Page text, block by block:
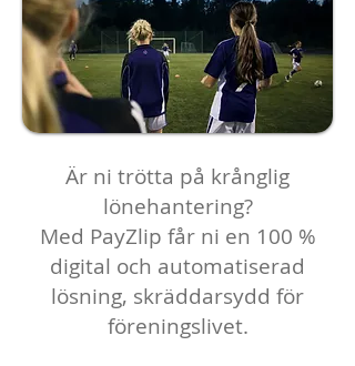
Är ni trötta på krånglig
lönehantering?
Med PayZlip får ni en 100 %
digital och automatiserad
lösning, skräddarsydd för
föreningslivet.